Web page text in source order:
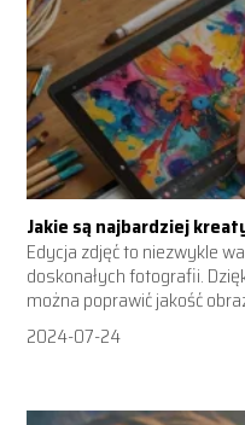
Jakie są najbardziej
Edycja zdjęć to niezwykle
doskonałych fotografii.
można poprawić jakość
2024-07-24